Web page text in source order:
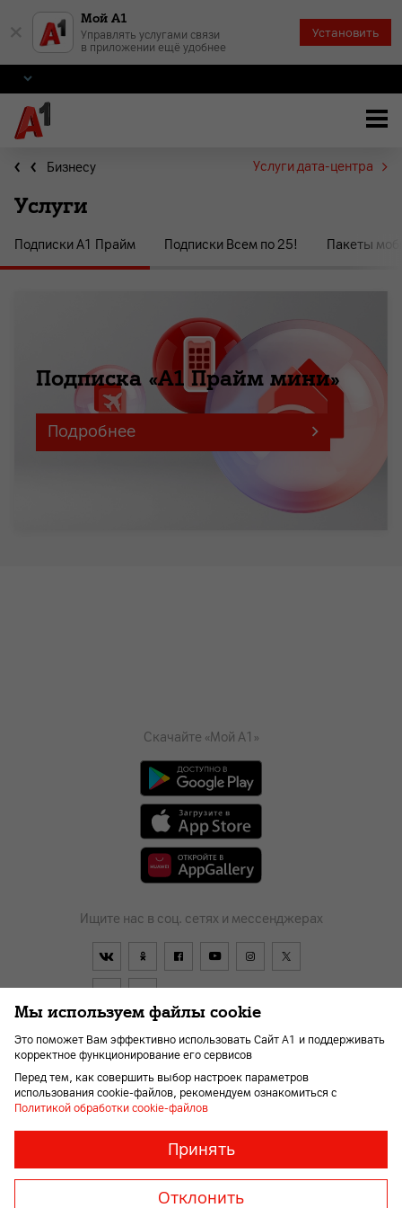
Мой А1
Управлять услугами связи
в приложении ещё удобнее
Установить
Бизнесу Услуги дата-центра
Услуги
Подписки A1 Прайм Подписки Всем по 25! Пакеты
Подписка «А1 Прайм мини»
Подробнее
Скачайте «Мой А1»
Ищите нас в соц. сетях и мессенджерах
Договор О компании Новости
Помощь и поддержка
Kарьера Для слабовидящих
© 2026 Унитарное предприятие «А1». Все права защищены.
Member of A1 Group
Мы используем файлы cookie
Это поможет Вам эффективно использовать Сайт А1 и поддерживать
корректное функционирование его сервисов
Перед тем, как совершить выбор настроек параметров
использования cookie-файлов, рекомендуем ознакомиться с
Политикой обработки cookie-файлов
«cookie»
Отклонить
Принять